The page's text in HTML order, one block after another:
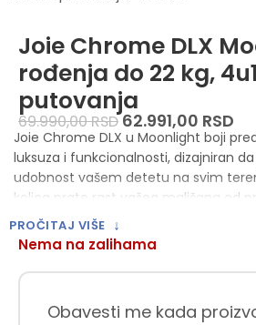
Joie Chrome DLX
rođenja do 22 kg,
putovanja
69.990,00RSD 62.991,00 RSD
Joie Chrome DLX u Moonlight boji
luksuza i funkcionalnosti, dizajniran
udobnost vašem detetu na svim
kolica prate rast vašeg mališana od
visok nivo prilagodljivosti i elegancije
kvalitet.
Karakteristike
PROČITAJ VIŠE ↓
Nema na zalihama
Obavesti me kada